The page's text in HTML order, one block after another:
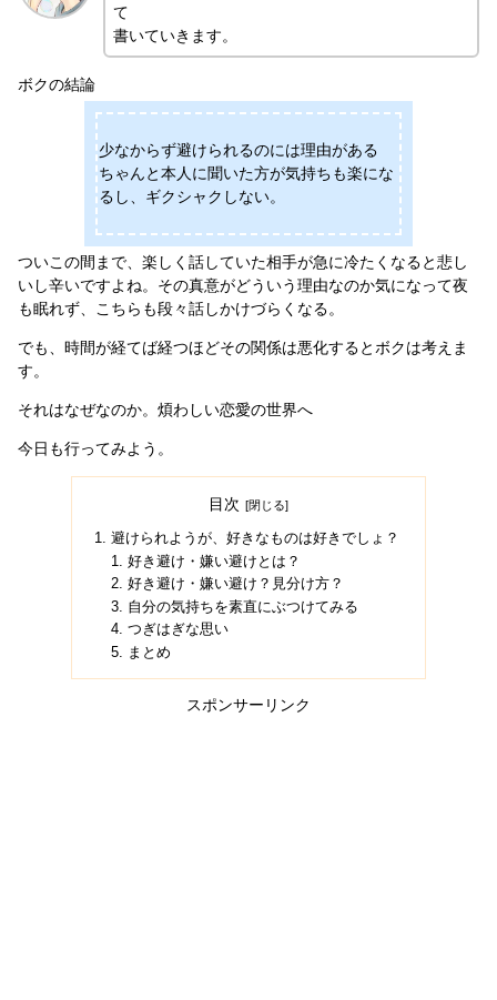
て
書いていきます。
ボクの結論
少なからず避けられるのには理由がある
ちゃんと本人に聞いた方が気持ちも楽にな
るし、ギクシャクしない。
ついこの間まで、楽しく話していた相手が急に冷たくなると悲し
いし辛いですよね。その真意がどういう理由なのか気になって夜
も眠れず、こちらも段々話しかけづらくなる。
でも、時間が経てば経つほどその関係は悪化するとボクは考えま
す。
それはなぜなのか。煩わしい恋愛の世界へ
今日も行ってみよう。
目次
避けられようが、好きなものは好きでしょ？
好き避け・嫌い避けとは？
好き避け・嫌い避け？見分け方？
自分の気持ちを素直にぶつけてみる
つぎはぎな思い
まとめ
スポンサーリンク